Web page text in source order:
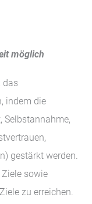
möglich
das
indem die
Selbstannahme,
gestärkt werden.
sowie
zu erreichen.